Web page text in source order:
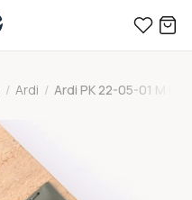
/ Ardi / Ardi РК 22-05-01 М FIJI